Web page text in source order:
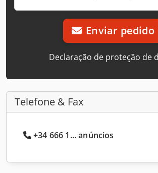
Enviar pedido
Declaração de proteção de
Telefone & Fax
+34 666 1... anúncios